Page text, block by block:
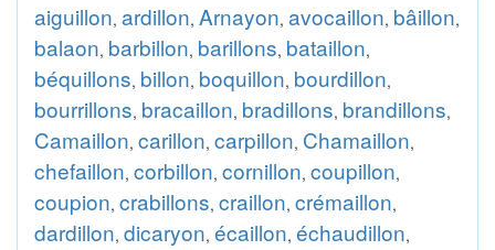
aiguillon, ardillon, Arnayon, avocaillon, bâillon,
balaon, barbillon, barillons, bataillon,
béquillons, billon, boquillon, bourdillon,
bourrillons, bracaillon, bradillons, brandillons,
Camaillon, carillon, carpillon, Chamaillon,
chefaillon, corbillon, cornillon, coupillon,
coupion, crabillons, craillon, crémaillon,
dardillon, dicaryon, écaillon, échaudillon,